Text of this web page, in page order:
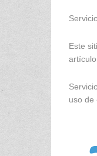
Este
uso de